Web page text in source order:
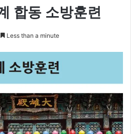
합동 소방훈련
Less than a minute